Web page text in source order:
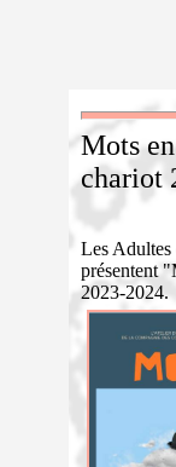
Mots
chariot
Les Adultes
présentent
2023-2024.